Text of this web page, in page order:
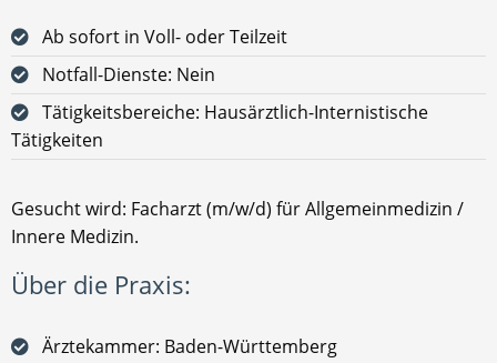
Ab sofort in Voll- oder Teilzeit
Notfall-Dienste: Nein
Tätigkeitsbereiche: Hausärztlich-Internistische
Tätigkeiten
Gesucht wird: Facharzt (m/w/d) für Allgemeinmedizin /
Innere Medizin.
Über die Praxis:
Ärztekammer: Baden-Württemberg